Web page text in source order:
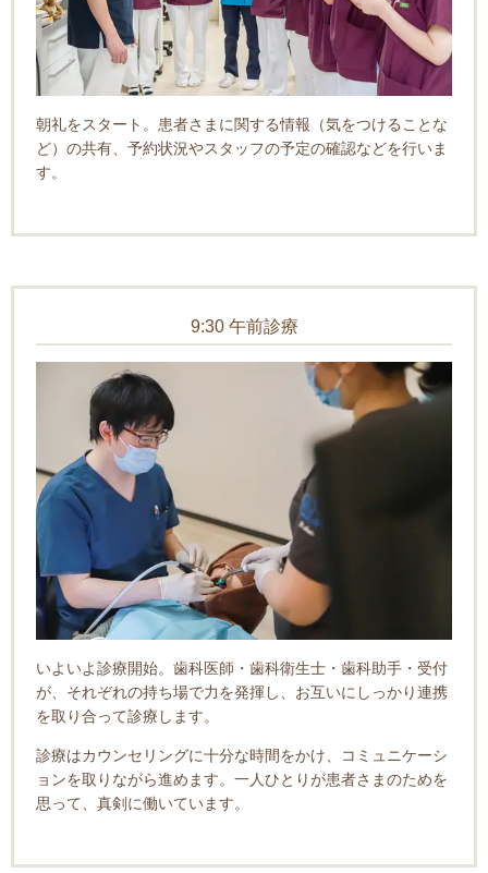
朝礼をスタート。患者さまに関する情報（気をつけることな
ど）の共有、予約状況やスタッフの予定の確認などを行いま
す。
9:30 午前診療
いよいよ診療開始。歯科医師・歯科衛生士・歯科助手・受付
が、それぞれの持ち場で力を発揮し、お互いにしっかり連携
を取り合って診療します。
診療はカウンセリングに十分な時間をかけ、コミュニケーシ
ョンを取りながら進めます。一人ひとりが患者さまのためを
思って、真剣に働いています。